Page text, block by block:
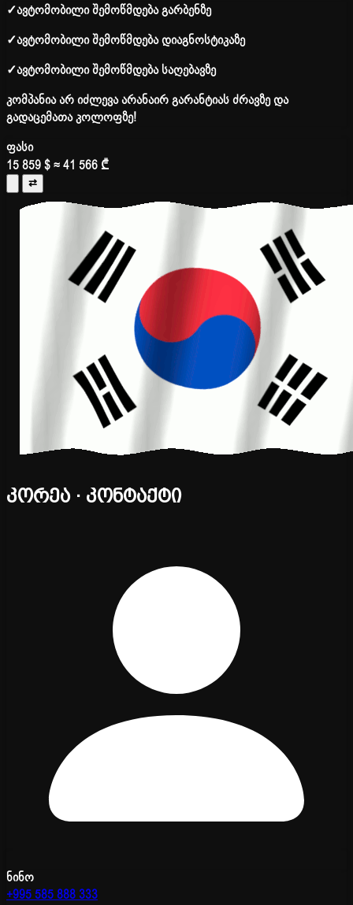
✓ავტომობილი შემოწმდება გარბენზე
✓ავტომობილი შემოწმდება დიაგნოსტიკაზე
✓ავტომობილი შემოწმდება საღებავზე
კომპანია არ იძლევა არანაირ გარანტიას ძრავზე და
გადაცემათა კოლოფზე!
ფასი
15 859 $≈ 41 566 ₾
⇄
კორეა · კონტაქტი
ნინო
+995 585 888 333